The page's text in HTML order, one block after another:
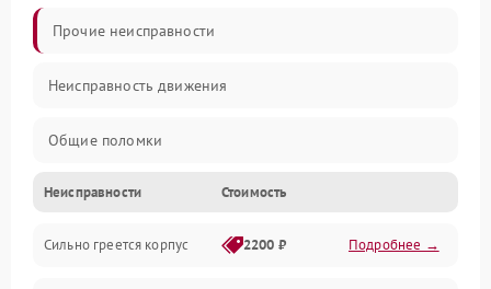
Прочие неисправности
Неисправность движения
Общие поломки
Неисправность датчиков
Неисправность программного обеспечения
Неисправности Стоимость
Сильно греется корпус 2200 ₽ Подробнее →